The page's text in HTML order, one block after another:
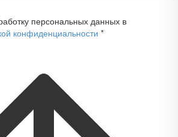
персональных данных в
конфиденциальности *